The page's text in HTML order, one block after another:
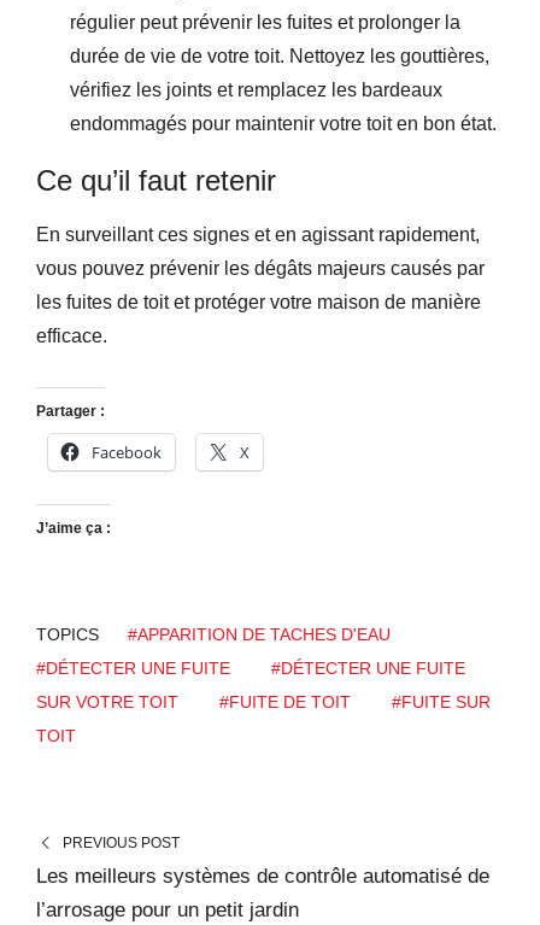
régulier peut prévenir les fuites et prolonger la
durée de vie de votre toit. Nettoyez les gouttières,
vérifiez les joints et remplacez les bardeaux
endommagés pour maintenir votre toit en bon état.
Ce qu’il faut retenir
En surveillant ces signes et en agissant rapidement,
vous pouvez prévenir les dégâts majeurs causés par
les fuites de toit et protéger votre maison de manière
efficace.
Partager :
Facebook X
J’aime ça :
TOPICS
#APPARITION DE TACHES D'EAU
#DÉTECTER UNE FUITE
#DÉTECTER UNE FUITE
SUR VOTRE TOIT
#FUITE DE TOIT
#FUITE SUR
TOIT
PREVIOUS POST
Les meilleurs systèmes de contrôle automatisé de
l’arrosage pour un petit jardin